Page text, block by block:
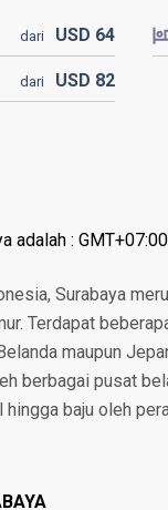
dari USD 64
dari USD 82
adalah : GMT+07:00
Surabaya
Terdapat
maupun
berbagai pusat
baju oleh